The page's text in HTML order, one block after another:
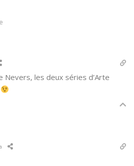
Nevers, les deux séries d’Arte